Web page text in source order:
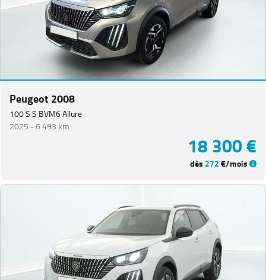
Peugeot 2008
100 S S BVM6 Allure
2025 -6 493 km
18 300 €
dès 272€/mois